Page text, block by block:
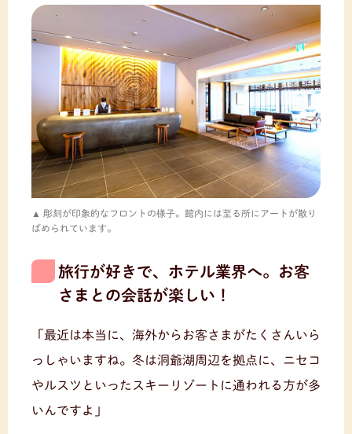
彫刻が印象的なフロントの様子。館内には至る所にアートが散り
ばめられています。
旅行が好きで、ホテル業界へ。お客
さまとの会話が楽しい！
「最近は本当に、海外からお客さまがたくさんいら
っしゃいますね。冬は洞爺湖周辺を拠点に、ニセコ
やルスツといったスキーリゾートに通われる方が多
いんですよ」